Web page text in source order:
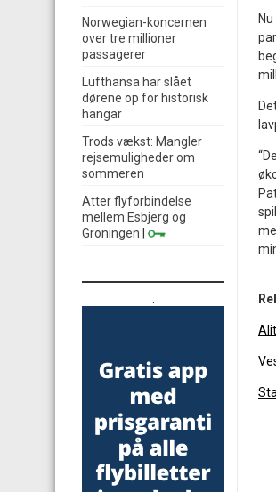
Norwegian-koncernen
over tre millioner
passagerer
Lufthansa har slået
dørene op for historisk
hangar
Trods vækst: Mangler
rejsemuligheder om
sommeren
Atter flyforbindelse
mellem Esbjerg og
Groningen